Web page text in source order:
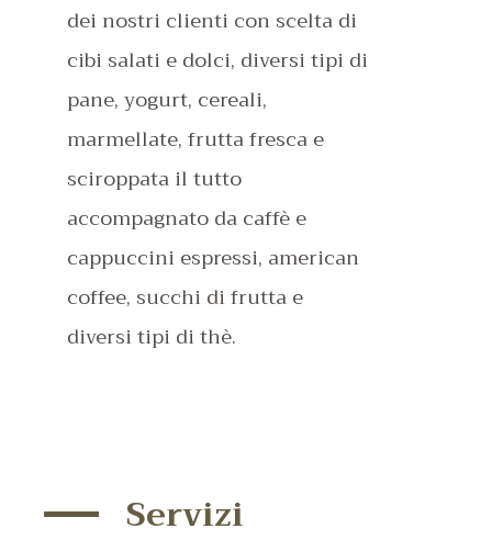
dei nostri clienti con scelta di
cibi salati e dolci, diversi tipi di
pane, yogurt, cereali,
marmellate, frutta fresca e
sciroppata il tutto
accompagnato da caffè e
cappuccini espressi, american
coffee, succhi di frutta e
diversi tipi di thè.
Servizi